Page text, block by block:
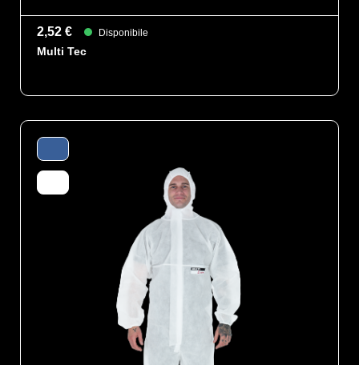
2,52 € Disponibile
Multi Tec